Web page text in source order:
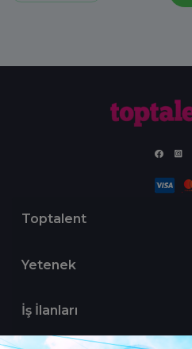
Toptalent
Yetenek
İş İlanları